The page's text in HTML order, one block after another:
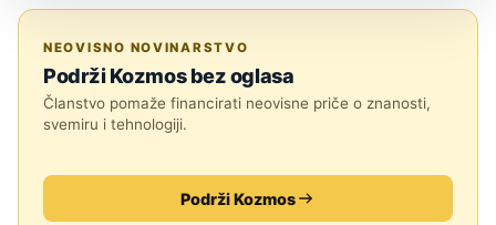
NEOVISNO NOVINARSTVO
Podrži Kozmos bez oglasa
Članstvo pomaže financirati neovisne priče o znanosti,
svemiru i tehnologiji.
Podrži Kozmos